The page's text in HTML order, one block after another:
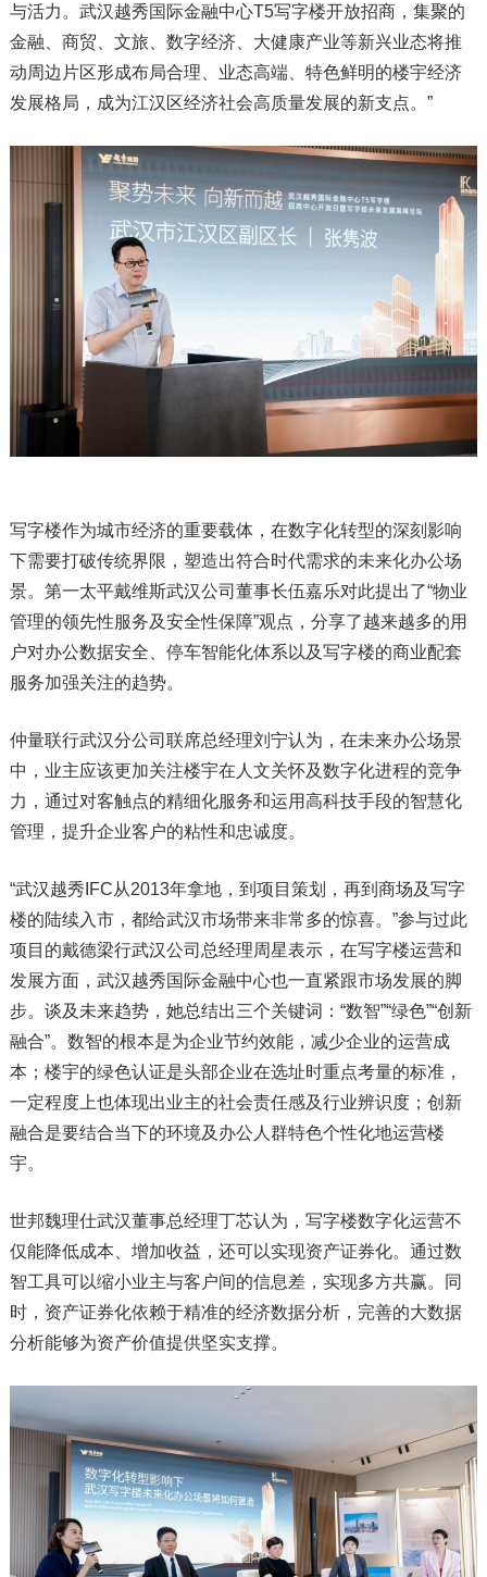
与活力。武汉越秀国际金融中心T5写字楼开放招商，集聚的
金融、商贸、文旅、数字经济、大健康产业等新兴业态将推
动周边片区形成布局合理、业态高端、特色鲜明的楼宇经济
发展格局，成为江汉区经济社会高质量发展的新支点。”
写字楼作为城市经济的重要载体，在数字化转型的深刻影响
下需要打破传统界限，塑造出符合时代需求的未来化办公场
景。第一太平戴维斯武汉公司董事长伍嘉乐对此提出了“物业
管理的领先性服务及安全性保障”观点，分享了越来越多的用
户对办公数据安全、停车智能化体系以及写字楼的商业配套
服务加强关注的趋势。
仲量联行武汉分公司联席总经理刘宁认为，在未来办公场景
中，业主应该更加关注楼宇在人文关怀及数字化进程的竞争
力，通过对客触点的精细化服务和运用高科技手段的智慧化
管理，提升企业客户的粘性和忠诚度。
“武汉越秀IFC从2013年拿地，到项目策划，再到商场及写字
楼的陆续入市，都给武汉市场带来非常多的惊喜。”参与过此
项目的戴德梁行武汉公司总经理周星表示，在写字楼运营和
发展方面，武汉越秀国际金融中心也一直紧跟市场发展的脚
步。谈及未来趋势，她总结出三个关键词：“数智”“绿色”“创新
融合”。数智的根本是为企业节约效能，减少企业的运营成
本；楼宇的绿色认证是头部企业在选址时重点考量的标准，
一定程度上也体现出业主的社会责任感及行业辨识度；创新
融合是要结合当下的环境及办公人群特色个性化地运营楼
宇。
世邦魏理仕武汉董事总经理丁芯认为，写字楼数字化运营不
仅能降低成本、增加收益，还可以实现资产证券化。通过数
智工具可以缩小业主与客户间的信息差，实现多方共赢。同
时，资产证券化依赖于精准的经济数据分析，完善的大数据
分析能够为资产价值提供坚实支撑。